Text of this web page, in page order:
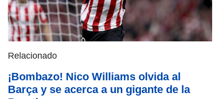
Relacionado
¡Bombazo! Nico Williams olvida al
Barça y se acerca a un gigante de la